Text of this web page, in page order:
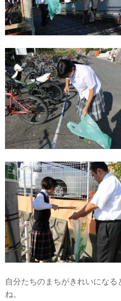
自分たちのまちがきれいにな
ね。